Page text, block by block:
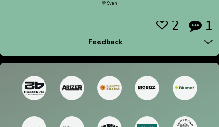
💚 Sven
 2  1
Feedback